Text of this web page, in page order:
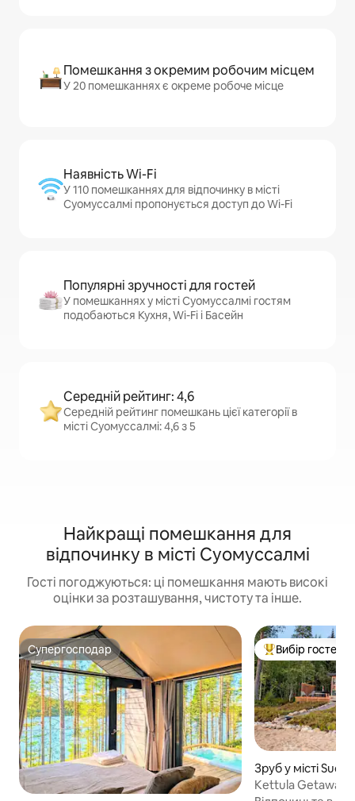
Помешкання з окремим робочим місцем
У 20 помешканнях є окреме робоче місце
Наявність Wi-Fi
У 110 помешканнях для відпочинку в місті
Суомуссалмі пропонується доступ до Wi-Fi
Популярні зручності для гостей
У помешканнях у місті Суомуссалмі гостям
подобаються Кухня, Wi-Fi і Басейн
Середній рейтинг: 4,6
Середній рейтинг помешкань цієї категорії в
місті Суомуссалмі: 4,6 з 5
Найкращі помешкання для
відпочинку в місті Суомуссалмі
Гості погоджуються: ці помешкання мають високі
оцінки за розташування, чистоту та інше.
Супергосподар
Супергосподар Топ вибір гостей
Вибір гостей
Зруб у місті
Kettula Getaway